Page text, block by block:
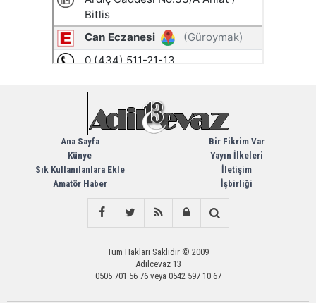
Ana Sayfa
Künye
Sık Kullanılanlara Ekle
Amatör Haber
Bir Fikrim Var
Yayın İlkeleri
İletişim
İşbirliği
Tüm Hakları Saklıdır © 2009
Adilcevaz 13
0505 701 56 76 veya 0542 597 10 67